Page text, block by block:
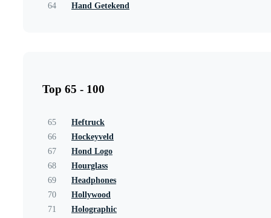
64
Hand Getekend
Top 65 - 100
65
Heftruck
66
Hockeyveld
67
Hond Logo
68
Hourglass
69
Headphones
70
Hollywood
71
Holographic